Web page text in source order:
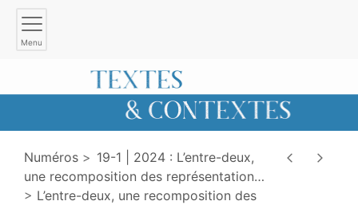
Menu
Numéros
19-1 | 2024 : L’entre-deux,
une recomposition des représentation…
L’entre-deux, une recomposition des